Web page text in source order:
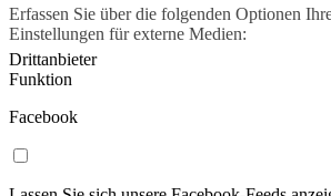
Erfassen Sie über die folgenden Optionen
Einstellungen für externe Medien:
Drittanbieter
Funktion
Facebook